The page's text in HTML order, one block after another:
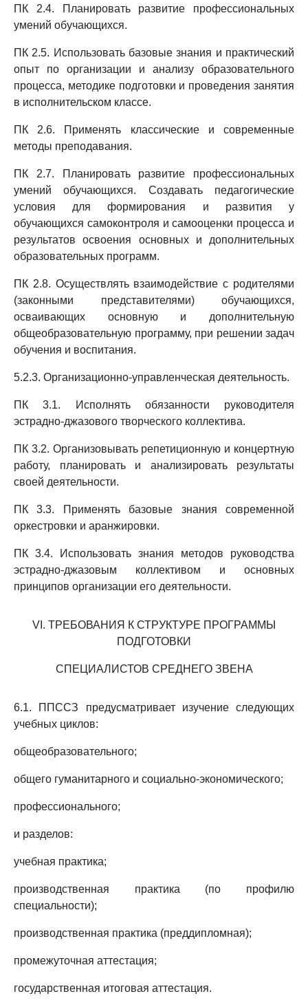
ПК 2.4. Планировать развитие профессиональных
умений обучающихся.
ПК 2.5. Использовать базовые знания и практический
опыт по организации и анализу образовательного
процесса, методике подготовки и проведения занятия
в исполнительском классе.
ПК 2.6. Применять классические и современные
методы преподавания.
ПК 2.7. Планировать развитие профессиональных
умений обучающихся. Создавать педагогические
условия для формирования и развития у
обучающихся самоконтроля и самооценки процесса и
результатов освоения основных и дополнительных
образовательных программ.
ПК 2.8. Осуществлять взаимодействие с родителями
(законными представителями) обучающихся,
осваивающих основную и дополнительную
общеобразовательную программу, при решении задач
обучения и воспитания.
5.2.3. Организационно-управленческая деятельность.
ПК 3.1. Исполнять обязанности руководителя
эстрадно-джазового творческого коллектива.
ПК 3.2. Организовывать репетиционную и концертную
работу, планировать и анализировать результаты
своей деятельности.
ПК 3.3. Применять базовые знания современной
оркестровки и аранжировки.
ПК 3.4. Использовать знания методов руководства
эстрадно-джазовым коллективом и основных
принципов организации его деятельности.
VI. ТРЕБОВАНИЯ К СТРУКТУРЕ ПРОГРАММЫ
ПОДГОТОВКИ
СПЕЦИАЛИСТОВ СРЕДНЕГО ЗВЕНА
6.1. ППССЗ предусматривает изучение следующих
учебных циклов:
общеобразовательного;
общего гуманитарного и социально-экономического;
профессионального;
и разделов:
учебная практика;
производственная практика (по профилю
специальности);
производственная практика (преддипломная);
промежуточная аттестация;
государственная итоговая аттестация.